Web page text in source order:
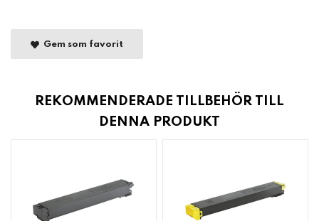
Gem som favorit
REKOMMENDERADE TILLBEHÖR TILL
DENNA PRODUKT